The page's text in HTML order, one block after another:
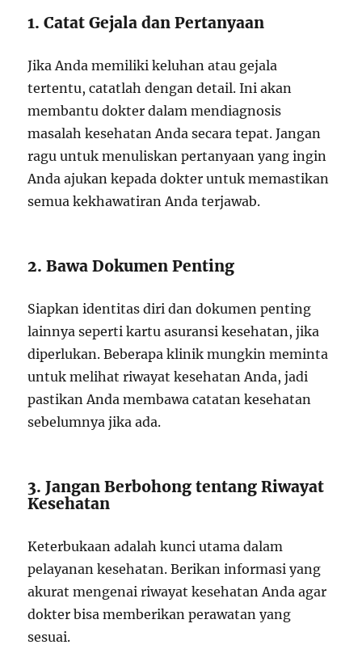
1. Catat Gejala dan Pertanyaan
Jika Anda memiliki keluhan atau gejala
tertentu, catatlah dengan detail. Ini akan
membantu dokter dalam mendiagnosis
masalah kesehatan Anda secara tepat. Jangan
ragu untuk menuliskan pertanyaan yang ingin
Anda ajukan kepada dokter untuk memastikan
semua kekhawatiran Anda terjawab.
2. Bawa Dokumen Penting
Siapkan identitas diri dan dokumen penting
lainnya seperti kartu asuransi kesehatan, jika
diperlukan. Beberapa klinik mungkin meminta
untuk melihat riwayat kesehatan Anda, jadi
pastikan Anda membawa catatan kesehatan
sebelumnya jika ada.
3. Jangan Berbohong tentang Riwayat
Kesehatan
Keterbukaan adalah kunci utama dalam
pelayanan kesehatan. Berikan informasi yang
akurat mengenai riwayat kesehatan Anda agar
dokter bisa memberikan perawatan yang
sesuai.